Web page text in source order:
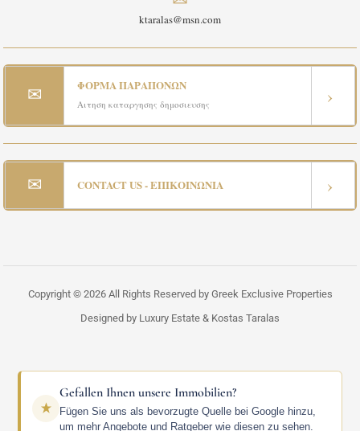
ktaralas@msn.com
✉ ΦΟΡΜΑ ΠΑΡΑΠΟΝΩΝ
Αιτηση καταργησης δημοσιευσης ›
✉ CONTACT US - ΕΠΙΚΟΙΝΩΝΙΑ ›
Copyright © 2026 All Rights Reserved by Greek Exclusive Properties
Designed by Luxury Estate & Kostas Taralas
Gefallen Ihnen unsere Immobilien?
Fügen Sie uns als bevorzugte Quelle bei Google hinzu,
um mehr Angebote und Ratgeber wie diesen zu sehen.